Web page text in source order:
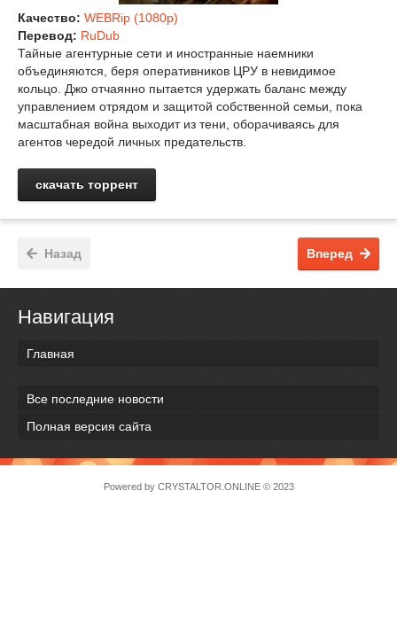
Качество: WEBRip (1080p)
Перевод: RuDub
Тайные агентурные сети и иностранные наемники
объединяются, беря оперативников ЦРУ в невидимое
кольцо. Джо отчаянно пытается удержать баланс между
управлением отрядом и защитой собственной семьи, пока
масштабная война выходит из тени, оборачиваясь для
агентов чередой личных предательств.
скачать торрент
Назад Вперед
Навигация
Главная
Все последние новости
Полная версия сайта
Powered by CRYSTALTOR.ONLINE© 2023